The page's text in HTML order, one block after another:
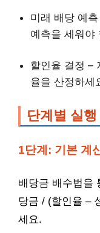
미래 배당 예
예측을 세워야
할인율 결정 –
율을 산정하세
단계별 실행
1단계: 기본 계
배당금 배수법을
당금 / (할인율 –
세요.